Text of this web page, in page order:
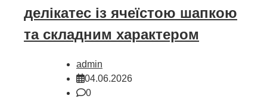
делікатес із ячеїстою шапкою
та складним характером
admin
04.06.2026
0